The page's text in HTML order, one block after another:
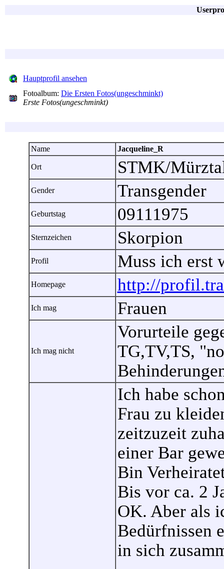
Hauptprofil ansehen
Fotoalbum: Die Ersten Fotos(ungeschminkt)
Erste Fotos(ungeschminkt)
Name Jacqueline_R
Ort STMK/
Gender Transgender
Geburtstag 09111975
Sternzeichen Skorpion
Profil Muss ich erst
Homepage http://
Ich mag Frauen
Ich mag nicht
Vorurteile
TG,TV,TS,
Ich habe
Frau zu
zeitzuzeit
einer Bar
Bin
Bis vor ca. 2
OK. Aber als
Bedürfnissen
in sich